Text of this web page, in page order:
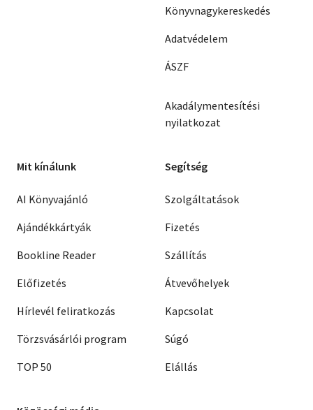
Könyvnagykereskedés
Adatvédelem
ÁSZF
Akadálymentesítési
nyilatkozat
Mit kínálunk
AI Könyvajánló
Ajándékkártyák
Bookline Reader
Előfizetés
Hírlevél feliratkozás
Törzsvásárlói program
TOP 50
Segítség
Szolgáltatások
Fizetés
Szállítás
Átvevőhelyek
Kapcsolat
Súgó
Elállás